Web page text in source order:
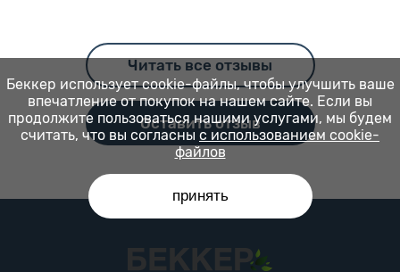
Читать все отзывы
Оставить отзыв
Беккер использует cookie-файлы, чтобы улучшить ваше
впечатление от покупок на нашем сайте. Если вы
продолжите пользоваться нашими услугами, мы будем
считать, что вы согласны с использованием cookie-
файлов
принять